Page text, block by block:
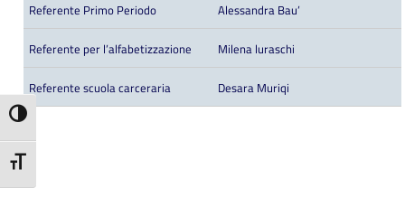
Attiva/disattiva alto contrasto
Attiva/disattiva dimensione testo
Referente Primo Periodo Alessandra Bau’
Referente per l’alfabetizzazione Milena luraschi
Referente scuola carceraria Desara Muriqi